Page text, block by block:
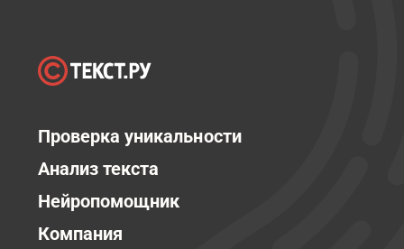
Проверка уникальности
Анализ текста
Нейропомощник
Компания